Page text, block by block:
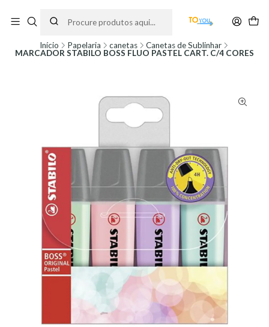
partir do dia 11 de Agosto, às 10H.
Início Papelaria canetas
Canetas de Sublinhar
MARCADOR STABILO BOSS FLUO PASTEL CART. C/4 CORES